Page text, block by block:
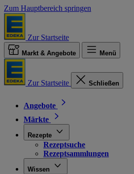
Zum Hauptbereich springen
Zur Startseite
Markt & Angebote Menü
Zur Startseite Schließen
Angebote
Märkte
Rezepte
Rezeptsuche
Rezeptsammlungen
Wissen